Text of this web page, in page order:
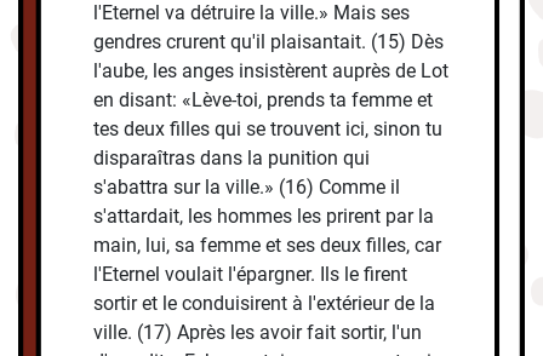
l'Eternel va détruire la ville.» Mais ses
gendres crurent qu'il plaisantait. (15) Dès
l'aube, les anges insistèrent auprès de Lot
en disant: «Lève-toi, prends ta femme et
tes deux filles qui se trouvent ici, sinon tu
disparaîtras dans la punition qui
s'abattra sur la ville.» (16) Comme il
s'attardait, les hommes les prirent par la
main, lui, sa femme et ses deux filles, car
l'Eternel voulait l'épargner. Ils le firent
sortir et le conduisirent à l'extérieur de la
ville. (17) Après les avoir fait sortir, l'un